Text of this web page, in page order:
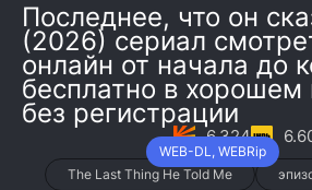
Последнее, что он
(2026) сериал
онлайн от начала до
бесплатно в хорошем
без регистрации
WEB-DL, WEBRip
6.324
The Last Thing He Told Me